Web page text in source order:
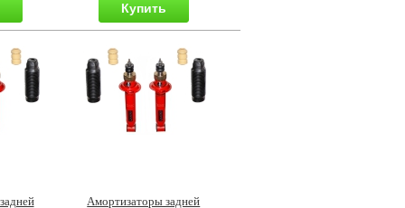
Купить
Амортизаторы задней